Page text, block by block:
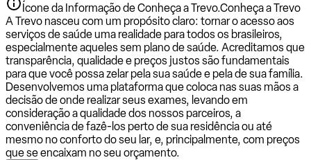
Ícone da Informação de Conheça a Trevo.Conheça a Trevo
A Trevo nasceu com um propósito claro: tornar o acesso aos
serviços de saúde uma realidade para todos os brasileiros,
especialmente aqueles sem plano de saúde. Acreditamos que
transparência, qualidade e preços justos são fundamentais
para que você possa zelar pela sua saúde e pela de sua família.
Desenvolvemos uma plataforma que coloca nas suas mãos a
decisão de onde realizar seus exames, levando em
consideração a qualidade dos nossos parceiros, a
conveniência de fazê-los perto de sua residência ou até
mesmo no conforto do seu lar, e, principalmente, com preços
que se encaixam no seu orçamento.